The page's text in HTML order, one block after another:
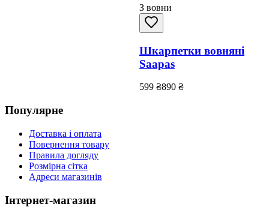
З вовни
Шкарпетки вовняні
Saapas
599 ₴890 ₴
Популярне
Доставка і оплата
Повернення товару
Правила догляду
Розмірна сітка
Адреси магазинів
Інтернет-магазин